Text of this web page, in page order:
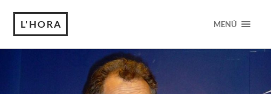
L'HORA MENÚ